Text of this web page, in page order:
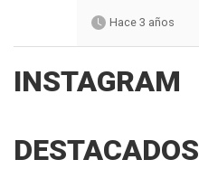
Hace 3 años
INSTAGRAM
DESTACADOS